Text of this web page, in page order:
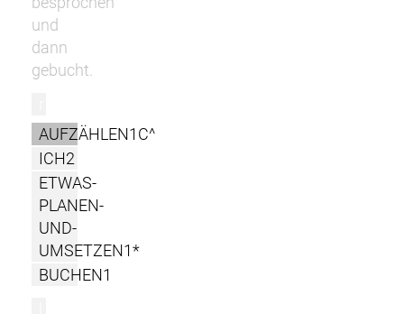
und
dann
gebucht.
AUFZÄHLEN1C^
ICH2
ETWAS-
PLANEN-
UND-
UMSETZEN1*
BUCHEN1